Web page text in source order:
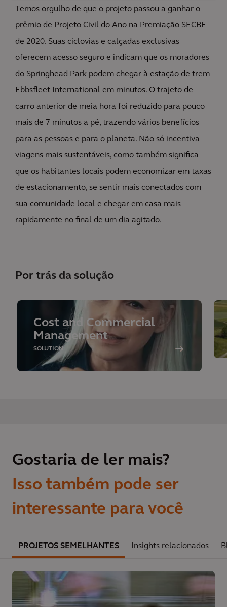
Temos orgulho de que o projeto passou a ganhar o
prêmio de Projeto Civil do Ano na Premiação SECBE
de 2020. Suas ciclovias e calçadas exclusivas
oferecem acesso seguro e indicam que os moradores
do Springhead Park podem chegar à estação de trem
Ebbsfleet International em minutos. O trajeto de
carro anterior de meia hora foi reduzido para pouco
mais de 7 minutos a pé, trazendo vários benefícios
para as pessoas e para o planeta. Não só incentiva
viagens mais sustentáveis, como também significa
que os habitantes locais podem economizar em taxas
de estacionamento, se sentir mais conectados com
sua comunidade local e chegar em casa mais
rapidamente no final de um dia agitado.
Por trás da solução
Cost and Commercial
Management
SOLUTION
Gostaria de ler mais?
Isso também pode ser
interessante para você
PROJETOS SEMELHANTES Insights relacionados